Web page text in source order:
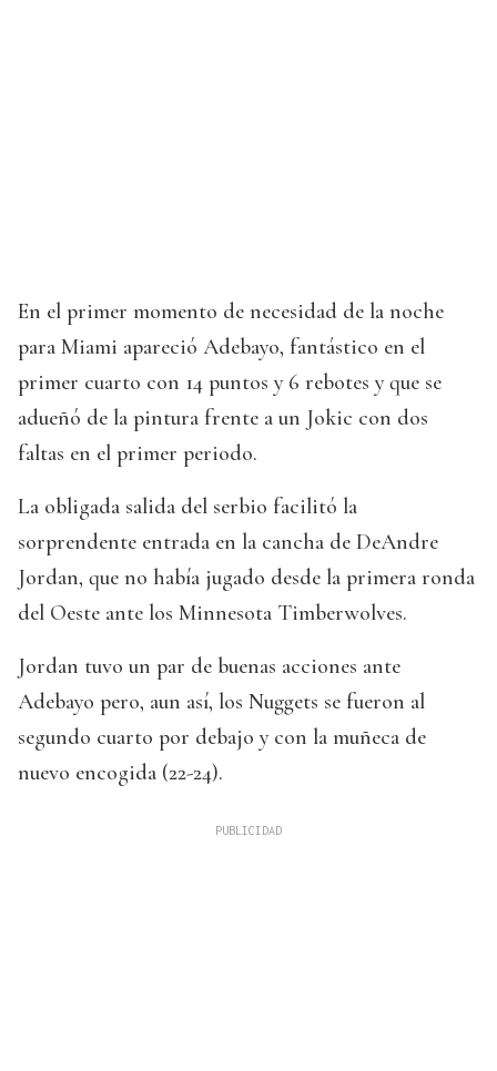
En el primer momento de necesidad de la noche
para Miami apareció Adebayo, fantástico en el
primer cuarto con 14 puntos y 6 rebotes y que se
adueñó de la pintura frente a un Jokic con dos
faltas en el primer periodo.
La obligada salida del serbio facilitó la
sorprendente entrada en la cancha de DeAndre
Jordan, que no había jugado desde la primera ronda
del Oeste ante los Minnesota Timberwolves.
Jordan tuvo un par de buenas acciones ante
Adebayo pero, aun así, los Nuggets se fueron al
segundo cuarto por debajo y con la muñeca de
nuevo encogida (22-24).